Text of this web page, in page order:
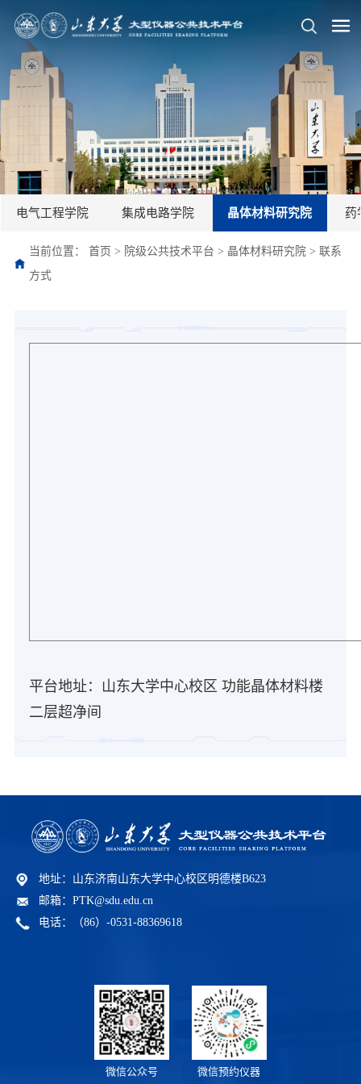
电气工程学院 集成电路学院 晶体材料研究院 药
当前位置：首页 > 院级公共技术平台 > 晶体材料研究院 >联系
方式
平台地址：山东大学中心校区 功能晶体材料楼
二层超净间
地址：山东济南山东大学中心校区明德楼B623
邮箱：PTK@sdu.edu.cn
电话：（86）-0531-88369618
微信公众号 微信预约仪器